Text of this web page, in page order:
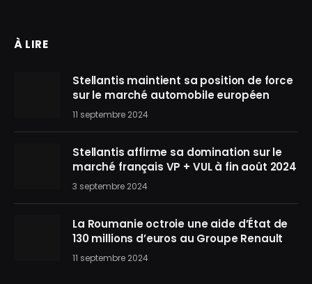
À LIRE
Stellantis maintient sa position de force
sur le marché automobile européen
11 septembre 2024
Stellantis affirme sa domination sur le
marché français VP + VUL à fin août 2024
3 septembre 2024
La Roumanie octroie une aide d’État de
130 millions d’euros au Groupe Renault
11 septembre 2024